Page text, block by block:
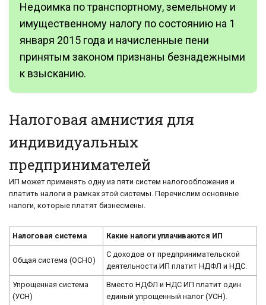
Недоимка по транспортному, земельному и
имущественному налогу по состоянию на 1
января 2015 года и начисленные пени
принятым законом признаны безнадежными
к взысканию.
Налоговая амнистия для
индивидуальных
предпринимателей
ИП может применять одну из пяти систем налогообложения и
платить налоги в рамках этой системы. Перечислим основные
налоги, которые платят бизнесмены.
Налоговая система Какие налоги уплачиваются ИП
Общая система (ОСНО)
С доходов от предпринимательской
деятельности ИП платит НДФЛ и НДС.
Упрощенная система
(УСН)
Вместо НДФЛ и НДС ИП платит один
единый упрощенный налог (УСН).